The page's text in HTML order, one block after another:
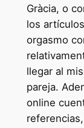
Gràcia, o
los
orgasmo
llegar al
pareja.
online